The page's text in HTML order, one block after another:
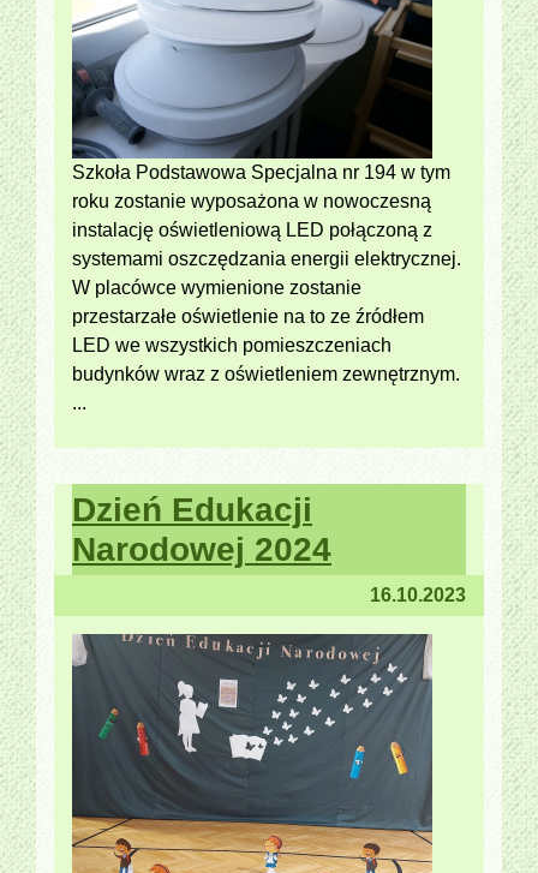
Szkoła Podstawowa Specjalna nr 194 w tym
roku zostanie wyposażona w nowoczesną
instalację oświetleniową LED połączoną z
systemami oszczędzania energii elektrycznej.
W placówce wymienione zostanie
przestarzałe oświetlenie na to ze źródłem
LED we wszystkich pomieszczeniach
budynków wraz z oświetleniem zewnętrznym.
...
Dzień Edukacji
Narodowej 2024
16.10.2023